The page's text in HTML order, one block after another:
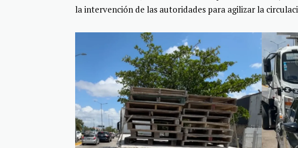
la intervención de las autoridades para agilizar la